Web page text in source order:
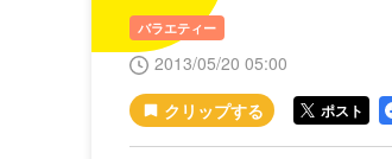
バラエティー
2013/05/20 05:00
ポスト